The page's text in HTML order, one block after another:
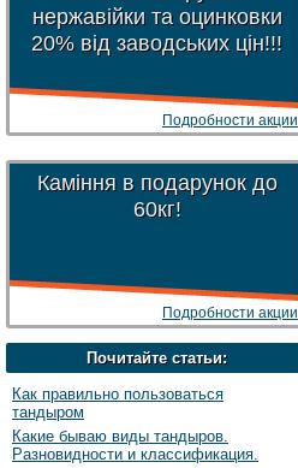
нержавійки та оцинковки
20% від заводських цін!!!
Подробности акции
Каміння в подарунок до
60кг!
Подробности акции
Почитайте статьи:
Как правильно пользоваться
тандыром
Какие бываю виды тандыров.
Разновидности и классификация.